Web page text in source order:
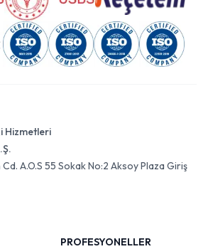
Hizmetleri
A.O.S 55 Sokak No:2 Aksoy Plaza Giriş
PROFESYONELLER